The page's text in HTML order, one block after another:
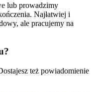
lub prowadzimy
Najłatwiej i
ale pracujemy na
też powiadomienie